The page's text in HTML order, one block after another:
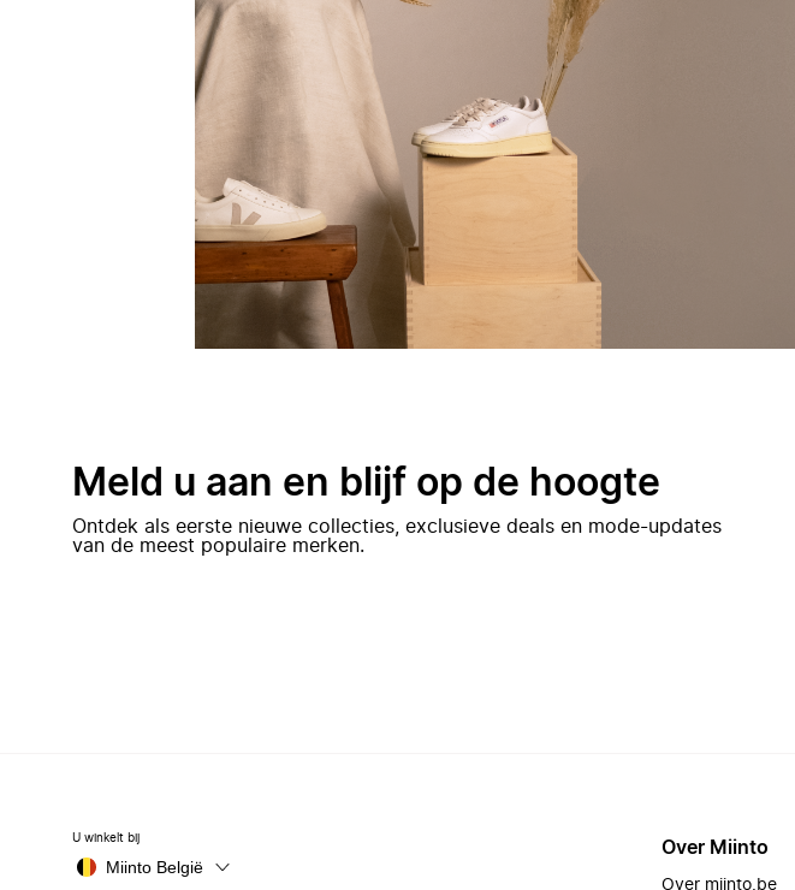
Meld u aan en blijf op de hoogte
Ontdek als eerste nieuwe collecties, exclusieve deals en mode-updates
van de meest populaire merken.
U winkelt bij
Miinto België
Over Miinto
Over miinto.be